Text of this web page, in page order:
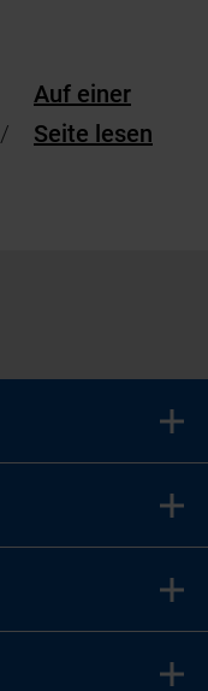
Auf einer
Seite lesen